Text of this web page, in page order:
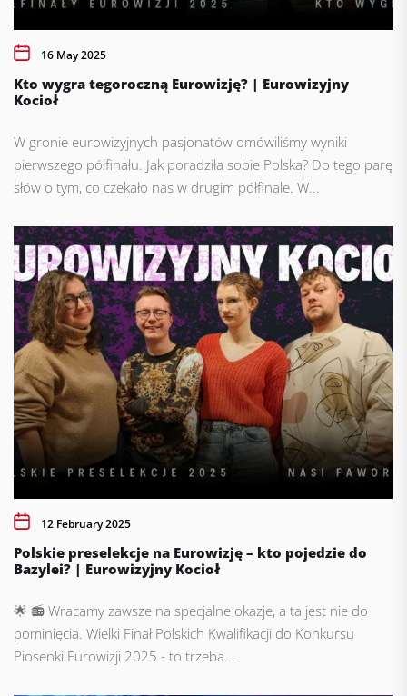
16 May 2025
Kto wygra tegoroczną Eurowizję? | Eurowizyjny
Kocioł
W gronie eurowizyjnych pasjonatów omówiliśmy wyniki
pierwszego półfinału. Jak poradziła sobie Polska? Do tego parę
słów o tym, co czekało nas w drugim półfinale. W...
12 February 2025
Polskie preselekcje na Eurowizję – kto pojedzie do
Bazylei? | Eurowizyjny Kocioł
🌟 📻 Wracamy zawsze na specjalne okazje, a ta jest nie do
pominięcia. Wielki Finał Polskich Kwalifikacji do Konkursu
Piosenki Eurowizji 2025 - to trzeba...